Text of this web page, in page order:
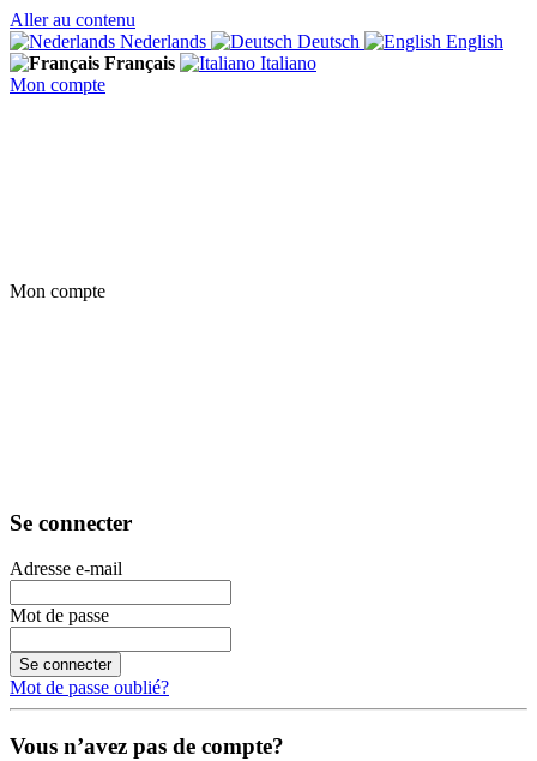
Aller au contenu
Nederlands
Deutsch
English
Français
Italiano
Mon compte
Mon compte
Se connecter
Adresse e-mail
Mot de passe
Se connecter
Mot de passe oublié?
Vous n’avez pas de compte?